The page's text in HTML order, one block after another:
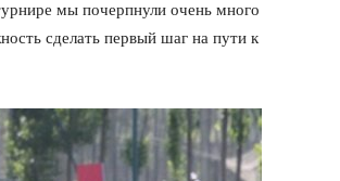
мы почерпнули очень много
сделать первый шаг на пути к